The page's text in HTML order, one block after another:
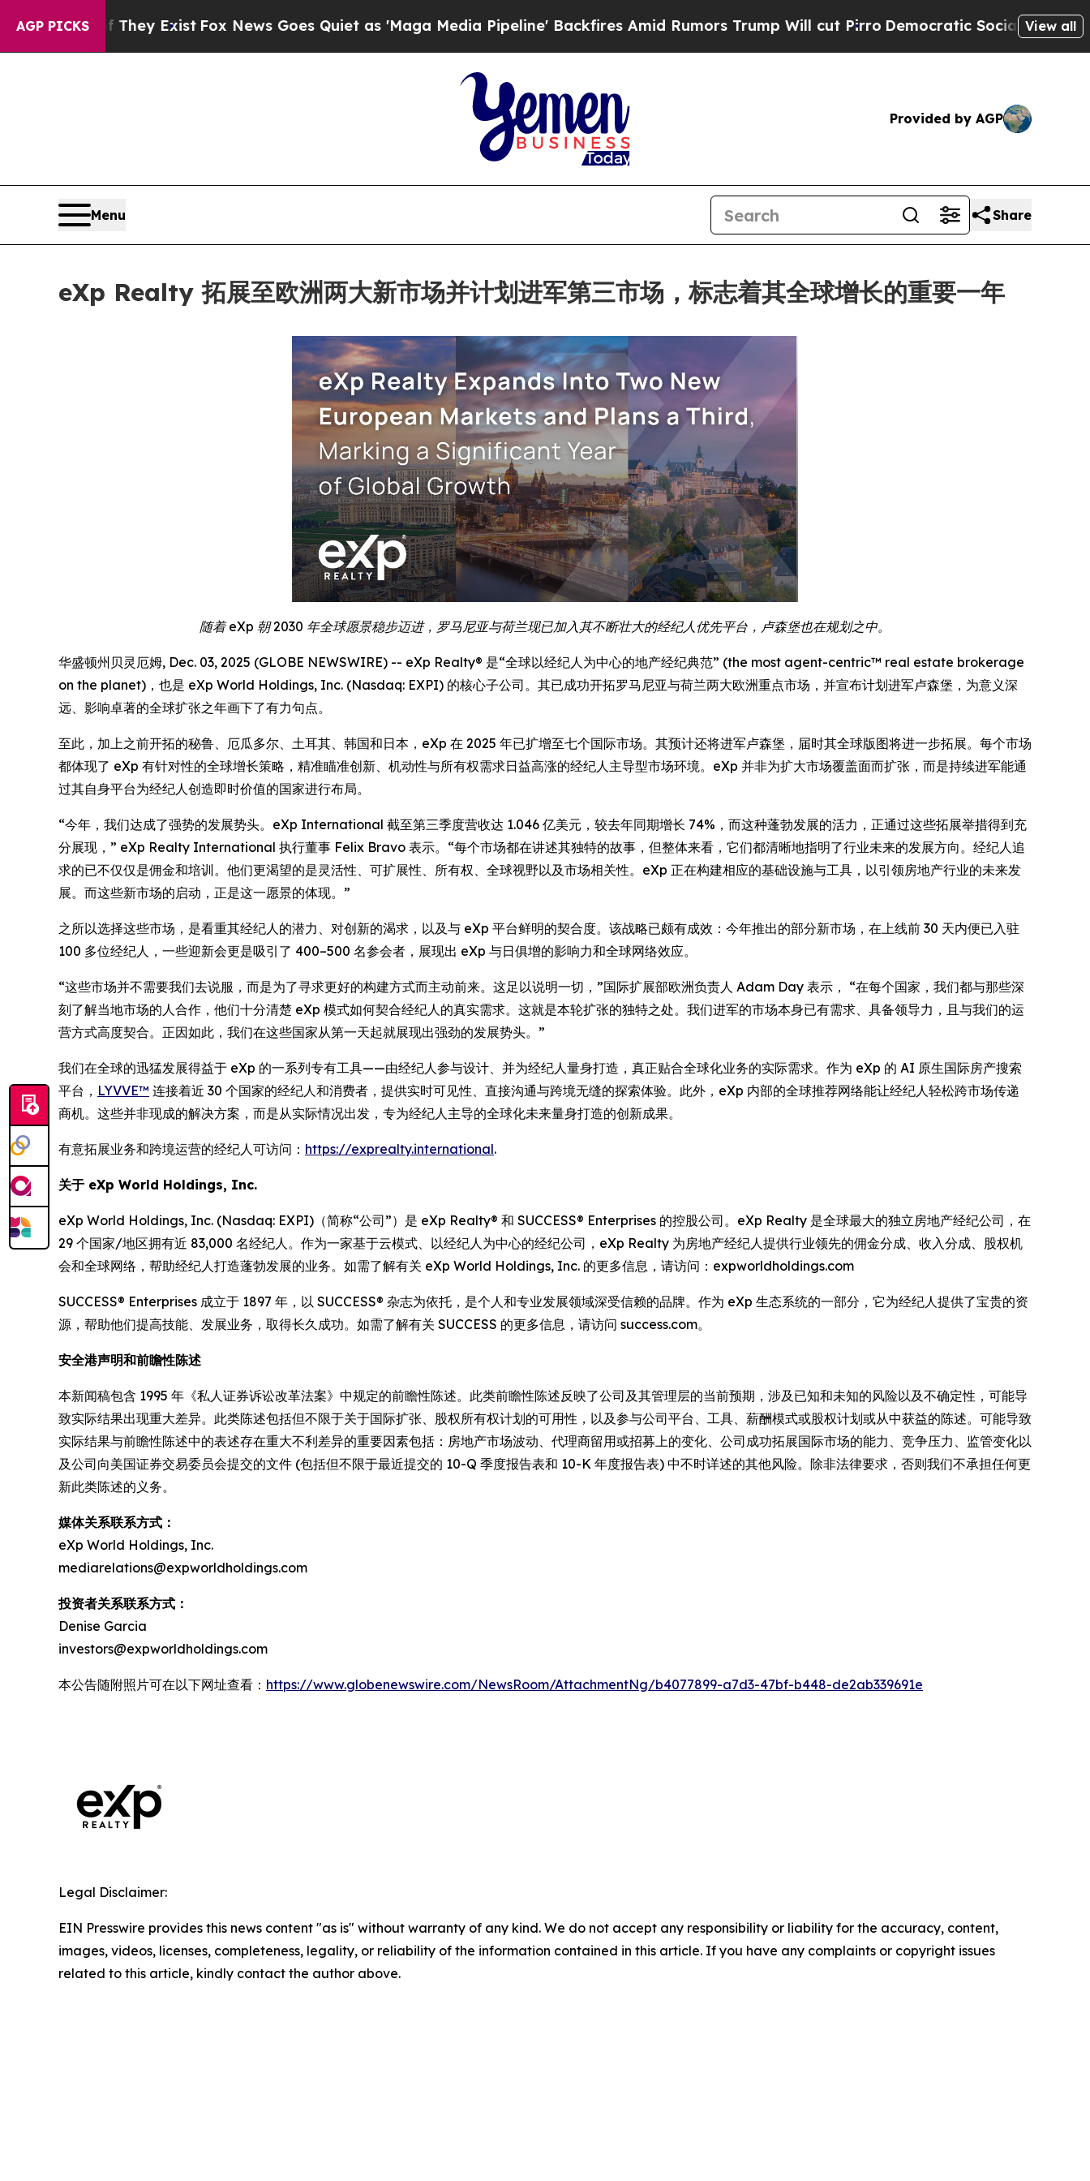
AGP PICKS
They Exist Fox News Goes Quiet as 'Maga Media Pipeline' Backfires Amid Rumors Trump Will cut PirroDemocratic Socialists of AmericaView all
Provided by AGP
Menu Share
eXp Realty 拓展至欧洲两大新市场并计划进军第三市场，标志着其全球增长的重要一年
随着 eXp 朝 2030 年全球愿景稳步迈进，罗马尼亚与荷兰现已加入其不断壮大的经纪人优先平台，卢森堡也在规划之中。
华盛顿州贝灵厄姆, Dec. 03, 2025 (GLOBE NEWSWIRE) -- eXp Realty® 是“全球以经纪人为中心的地产经纪典范” (the most agent-centric™ real estate brokerage
on the planet)，也是 eXp World Holdings, Inc. (Nasdaq: EXPI) 的核心子公司。其已成功开拓罗马尼亚与荷兰两大欧洲重点市场，并宣布计划进军卢森堡，为意义深
远、影响卓著的全球扩张之年画下了有力句点。
至此，加上之前开拓的秘鲁、厄瓜多尔、土耳其、韩国和日本，eXp 在 2025 年已扩增至七个国际市场。其预计还将进军卢森堡，届时其全球版图将进一步拓展。每个市场
都体现了 eXp 有针对性的全球增长策略，精准瞄准创新、机动性与所有权需求日益高涨的经纪人主导型市场环境。eXp 并非为扩大市场覆盖面而扩张，而是持续进军能通
过其自身平台为经纪人创造即时价值的国家进行布局。
“今年，我们达成了强势的发展势头。eXp International 截至第三季度营收达 1.046 亿美元，较去年同期增长 74%，而这种蓬勃发展的活力，正通过这些拓展举措得到充
分展现，” eXp Realty International 执行董事 Felix Bravo 表示。“每个市场都在讲述其独特的故事，但整体来看，它们都清晰地指明了行业未来的发展方向。经纪人追
求的已不仅仅是佣金和培训。他们更渴望的是灵活性、可扩展性、所有权、全球视野以及市场相关性。eXp 正在构建相应的基础设施与工具，以引领房地产行业的未来发
展。而这些新市场的启动，正是这一愿景的体现。”
之所以选择这些市场，是看重其经纪人的潜力、对创新的渴求，以及与 eXp 平台鲜明的契合度。该战略已颇有成效：今年推出的部分新市场，在上线前 30 天内便已入驻
100 多位经纪人，一些迎新会更是吸引了 400–500 名参会者，展现出 eXp 与日俱增的影响力和全球网络效应。
“这些市场并不需要我们去说服，而是为了寻求更好的构建方式而主动前来。这足以说明一切，”国际扩展部欧洲负责人 Adam Day 表示， “在每个国家，我们都与那些深
刻了解当地市场的人合作，他们十分清楚 eXp 模式如何契合经纪人的真实需求。这就是本轮扩张的独特之处。我们进军的市场本身已有需求、具备领导力，且与我们的运
营方式高度契合。正因如此，我们在这些国家从第一天起就展现出强劲的发展势头。”
我们在全球的迅猛发展得益于 eXp 的一系列专有工具——由经纪人参与设计、并为经纪人量身打造，真正贴合全球化业务的实际需求。作为 eXp 的 AI 原生国际房产搜索
平台， LYVVE™ 连接着近 30 个国家的经纪人和消费者，提供实时可见性、直接沟通与跨境无缝的探索体验。此外，eXp 内部的全球推荐网络能让经纪人轻松跨市场传递
商机。这些并非现成的解决方案，而是从实际情况出发，专为经纪人主导的全球化未来量身打造的创新成果。
有意拓展业务和跨境运营的经纪人可访问： https://exprealty.international.
关于 eXp World Holdings, Inc.
eXp World Holdings, Inc. (Nasdaq: EXPI)（简称“公司”）是 eXp Realty® 和 SUCCESS® Enterprises 的控股公司。eXp Realty 是全球最大的独立房地产经纪公司，在
29 个国家/地区拥有近 83,000 名经纪人。作为一家基于云模式、以经纪人为中心的经纪公司，eXp Realty 为房地产经纪人提供行业领先的佣金分成、收入分成、股权机
会和全球网络，帮助经纪人打造蓬勃发展的业务。如需了解有关 eXp World Holdings, Inc. 的更多信息，请访问：expworldholdings.com
SUCCESS® Enterprises 成立于 1897 年，以 SUCCESS® 杂志为依托，是个人和专业发展领域深受信赖的品牌。作为 eXp 生态系统的一部分，它为经纪人提供了宝贵的资
源，帮助他们提高技能、发展业务，取得长久成功。如需了解有关 SUCCESS 的更多信息，请访问 success.com。
安全港声明和前瞻性陈述
本新闻稿包含 1995 年《私人证券诉讼改革法案》中规定的前瞻性陈述。此类前瞻性陈述反映了公司及其管理层的当前预期，涉及已知和未知的风险以及不确定性，可能导
致实际结果出现重大差异。此类陈述包括但不限于关于国际扩张、股权所有权计划的可用性，以及参与公司平台、工具、薪酬模式或股权计划或从中获益的陈述。可能导致
实际结果与前瞻性陈述中的表述存在重大不利差异的重要因素包括：房地产市场波动、代理商留用或招募上的变化、公司成功拓展国际市场的能力、竞争压力、监管变化以
及公司向美国证券交易委员会提交的文件 (包括但不限于最近提交的 10-Q 季度报告表和 10-K 年度报告表) 中不时详述的其他风险。除非法律要求，否则我们不承担任何更
新此类陈述的义务。
媒体关系联系方式：
eXp World Holdings, Inc.
mediarelations@expworldholdings.com
投资者关系联系方式：
Denise Garcia
investors@expworldholdings.com
本公告随附照片可在以下网址查看： https://www.globenewswire.com/NewsRoom/AttachmentNg/b4077899-a7d3-47bf-b448-de2ab339691e
Legal Disclaimer:
EIN Presswire provides this news content "as is" without warranty of any kind. We do not accept any responsibility or liability for the accuracy, content,
images, videos, licenses, completeness, legality, or reliability of the information contained in this article. If you have any complaints or copyright issues
related to this article, kindly contact the author above.